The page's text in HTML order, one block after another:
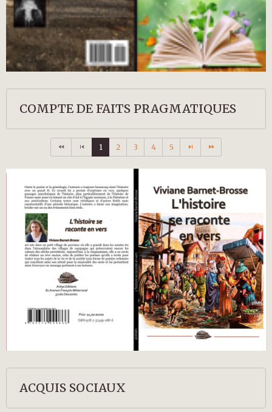
COMPTE DE FAITS PRAGMATIQUES
1 2 3 4 5
ACQUIS SOCIAUX